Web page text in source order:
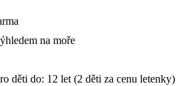
na moře
děti do: 12 let (2 děti za cenu letenky)